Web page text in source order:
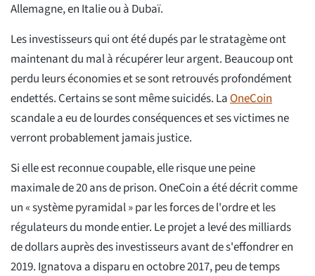
Allemagne, en Italie ou à Dubaï.
Les investisseurs qui ont été dupés par le stratagème ont
maintenant du mal à récupérer leur argent. Beaucoup ont
perdu leurs économies et se sont retrouvés profondément
endettés. Certains se sont même suicidés. LaOneCoin
scandale a eu de lourdes conséquences et ses victimes ne
verront probablement jamais justice.
Si elle est reconnue coupable, elle risque une peine
maximale de 20 ans de prison. OneCoin a été décrit comme
un « système pyramidal » par les forces de l'ordre et les
régulateurs du monde entier. Le projet a levé des milliards
de dollars auprès des investisseurs avant de s'effondrer en
2019. Ignatova a disparu en octobre 2017, peu de temps